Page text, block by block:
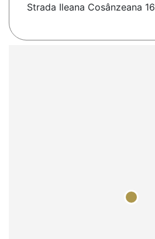
Strada Ileana Cosânzeana 16